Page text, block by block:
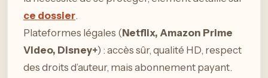
ce dossier.
Plateformes légales (Netflix, Amazon Prime
Video, Disney+) : accès sûr, qualité HD, respect
des droits d’auteur, mais abonnement payant.